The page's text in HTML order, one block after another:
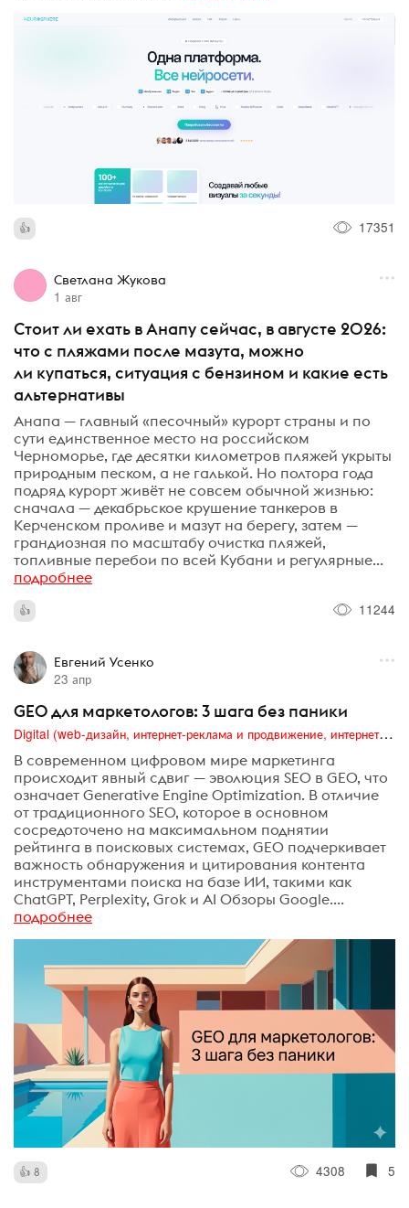
17351
Светлана Жукова
1 авг
Стоит ли ехать в Анапу сейчас, в августе 2026:
что с пляжами после мазута, можно
ли купаться, ситуация с бензином и какие есть
альтернативы
Анапа — главный «песочный» курорт страны и по
сути единственное место на российском
Черноморье, где десятки километров пляжей укрыты
природным песком, а не галькой. Но полтора года
подряд курорт живёт не совсем обычной жизнью:
сначала — декабрьское крушение танкеров в
Керченском проливе и мазут на берегу, затем —
грандиозная по масштабу очистка пляжей,
топливные перебои по всей Кубани и регулярные...
подробнее
11244
Евгений Усенко
23 апр
GEO для маркетологов: 3 шага без паники
Digital (web-дизайн, интернет-реклама и продвижение, интернет-сообщества и блоги, интернет-коммуникации, мобильный маркетинг, реклама на цифровых экранах)
В современном цифровом мире маркетинга
происходит явный сдвиг — эволюция SEO в GEO, что
означает Generative Engine Optimization. В отличие
от традиционного SEO, которое в основном
сосредоточено на максимальном поднятии
рейтинга в поисковых системах, GEO подчеркивает
важность обнаружения и цитирования контента
инструментами поиска на базе ИИ, такими как
ChatGPT, Perplexity, Grok и AI Обзоры Google....
подробнее
8 4308 5